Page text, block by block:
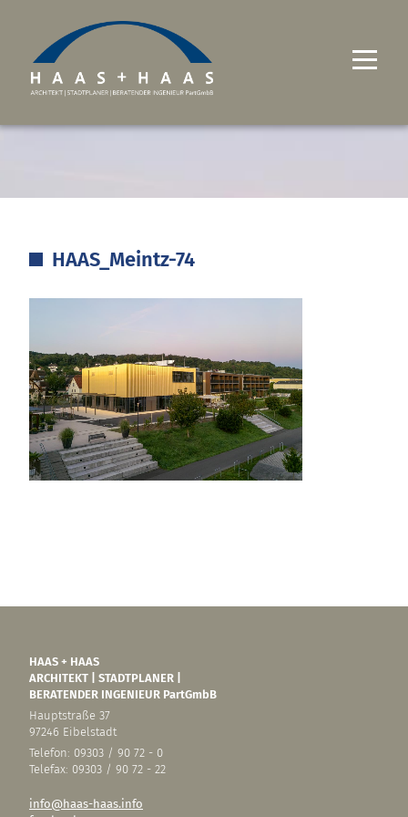
KARRIERE
HAAS_Meintz-74
HAAS + HAAS
ARCHITEKT | STADTPLANER |
BERATENDER INGENIEUR PartGmbB
Hauptstraße 37
97246 Eibelstadt
Telefon: 09303 / 90 72 - 0
Telefax: 09303 / 90 72 - 22
info@haas-haas.info